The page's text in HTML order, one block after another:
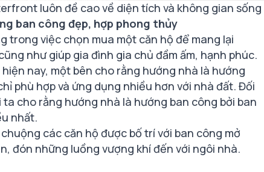
luôn đề cao về diện tích và không gian sống
ban công đẹp, hợp phong thủy
trong việc chọn mua một căn hộ để mang lại
như giúp gia đình gia chủ đầm ấm, hạnh phúc.
nay, một bên cho rằng hướng nhà là hướng
phù hợp và ứng dụng nhiều hơn với nhà đất. Đối
cho rằng hướng nhà là hướng ban công bởi ban
nhất.
các căn hộ được bố trí với ban công mở
đón những luồng vượng khí đến với ngôi nhà.